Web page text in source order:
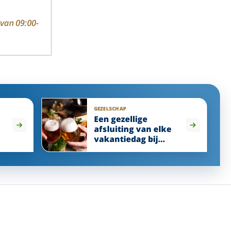
09:00-
GEZELSCHAP
Een gezellige
afsluiting van elke
vakantiedag bij